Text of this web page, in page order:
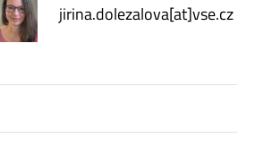
jirina.dolezalova[at]vse.cz